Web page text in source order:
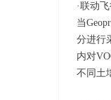
·联动
当
分进行
内对
不同土